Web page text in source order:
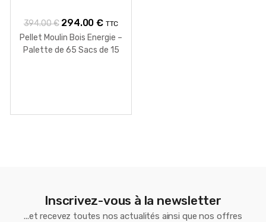
394.00€ Le
prix
initial
294.00€Le
prix
actuel
TTC
Pellet Moulin Bois Energie –
Palette de 65 Sacs de 15
Inscrivez-vous à la newsletter
...et recevez toutes nos actualités ainsi que nos offres